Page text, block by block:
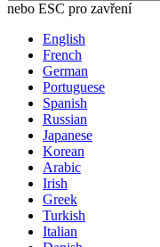
nebo ESC pro zavření
English
French
German
Portuguese
Spanish
Russian
Japanese
Korean
Arabic
Irish
Greek
Turkish
Italian